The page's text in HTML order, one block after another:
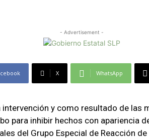
- Advertisement -
X WhatsApp
intervención y como resultado de las
para inhibir hechos con apariencia
del Grupo Especial de Reacción